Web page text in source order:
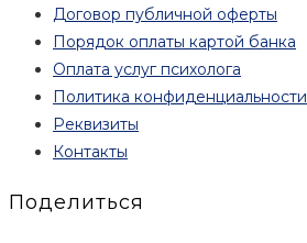
Договор публичной оферты
Порядок оплаты картой банка
Оплата услуг психолога
Политика конфиденциальности
Реквизиты
Контакты
Поделиться